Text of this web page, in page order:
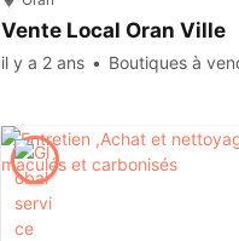
Vente Local Oran Ville
il y a 2 ans Boutiques à